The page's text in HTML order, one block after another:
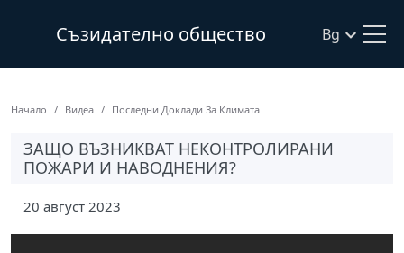
Съзидателно общество Bg
Начало Видеа Последни Доклади За Климата
ЗАЩО ВЪЗНИКВАТ НЕКОНТРОЛИРАНИ
ПОЖАРИ И НАВОДНЕНИЯ?
20 август 2023